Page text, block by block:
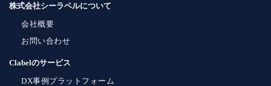
株式会社シーラベルについて
会社概要
お問い合わせ
Clabelのサービス
DX事例プラットフォーム